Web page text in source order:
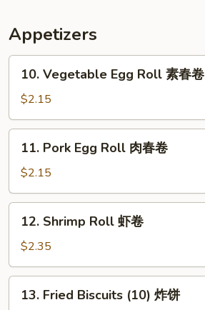
牛
丫
干
Appetizers
Vegetable
Egg
Roll
素
10. Vegetable Egg Roll 素春卷
$2.15
Pork
Egg
Roll
肉
11. Pork Egg Roll 肉春卷
$2.15
Shrimp
Roll
虾
卷
12. Shrimp Roll 虾卷
$2.35
Fried
13. Fried Biscuits (10) 炸饼